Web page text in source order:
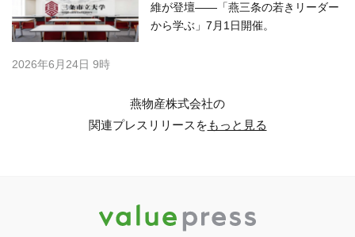
維が登壇——「燕三条の若きリーダー
から学ぶ」7月1日開催。
2026年6月24日 9時
燕物産株式会社の
関連プレスリリースをもっと見る